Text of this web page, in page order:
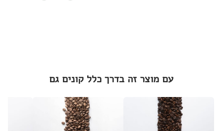
עם מוצר זה בדרך כלל קונים גם